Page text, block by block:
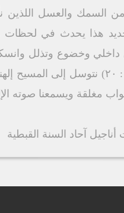
السمك والعسل اللذين
جديد هذا يحدث في
قيامته لأناس كانوا يعرفونه (يو
مغلقة ويسمعنا صوته
آحاد السنة القبطية